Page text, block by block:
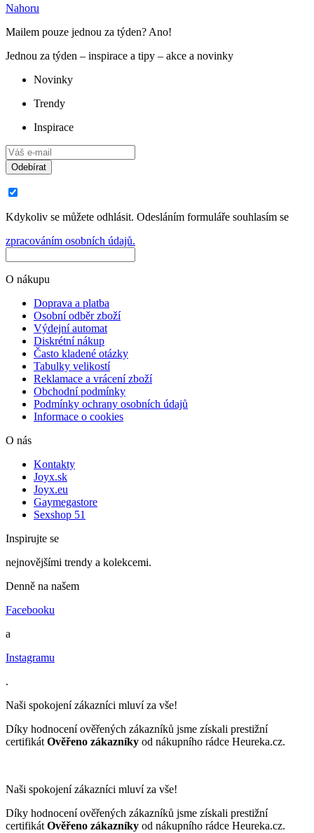
Nahoru
Mailem pouze jednou za týden? Ano!
Jednou za týden – inspirace a tipy – akce a novinky
Novinky
Trendy
Inspirace
Odebírat
Kdykoliv se můžete odhlásit. Odesláním formuláře souhlasím se
zpracováním osobních údajů.
O nákupu
Doprava a platba
Osobní odběr zboží
Výdejní automat
Diskrétní nákup
Často kladené otázky
Tabulky velikostí
Reklamace a vrácení zboží
Obchodní podmínky
Podmínky ochrany osobních údajů
Informace o cookies
O nás
Kontakty
Joyx.sk
Joyx.eu
Gaymegastore
Sexshop 51
Inspirujte se
nejnovějšími trendy a kolekcemi.
Denně na našem
Facebooku
a
Instagramu
.
Naši spokojení zákazníci mluví za vše!
Díky hodnocení ověřených zákazníků jsme získali prestižní
certifikát Ověřeno zákazníky od nákupního rádce Heureka.cz.
Naši spokojení zákazníci mluví za vše!
Díky hodnocení ověřených zákazníků jsme získali prestižní
certifikát Ověřeno zákazníky od nákupního rádce Heureka.cz.